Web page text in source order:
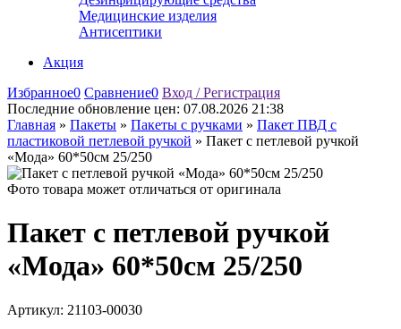
Медицинские изделия
Антисептики
Акция
Избранное0 Сравнение0 Вход / Регистрация
Последние обновление цен: 07.08.2026 21:38
Главная » Пакеты » Пакеты с ручками » Пакет ПВД с
пластиковой петлевой ручкой » Пакет с петлевой ручкой
«Мода» 60*50см 25/250
Фото товара может отличаться от оригинала
Пакет с петлевой ручкой
«Мода» 60*50см 25/250
Артикул: 21103-00030